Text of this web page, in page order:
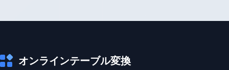
オンラインテーブル変換